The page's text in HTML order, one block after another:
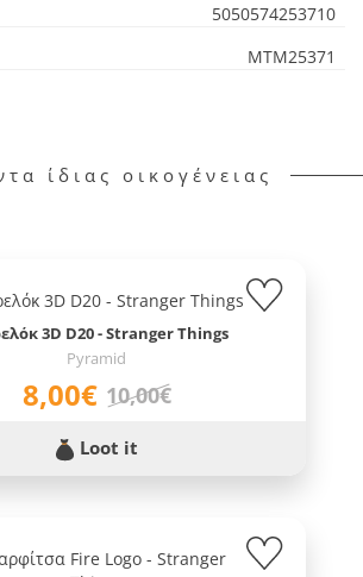
5050574253710
MTM25371
ίδιας οικογένειας
3D D20 - Stranger Things
Pyramid
8,00€ 10,00€
Loot it